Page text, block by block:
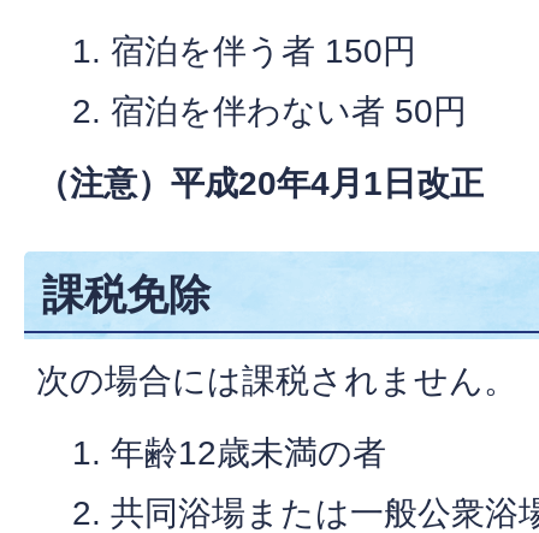
宿泊を伴う者 150円
宿泊を伴わない者 50円
（注意）平成20年4月1日改正
課税免除
次の場合には課税されません。
年齢12歳未満の者
共同浴場または一般公衆浴